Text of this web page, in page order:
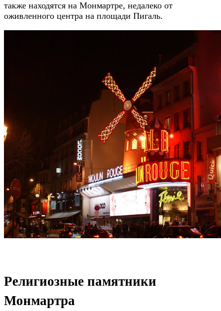
также находятся на Монмартре, недалеко от
оживленного центра на площади Пигаль.
Религиозные памятники
Монмартра